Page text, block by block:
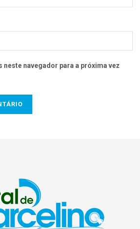
neste navegador para a próxima vez